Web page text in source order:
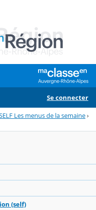
Se connecter
Les menus de la semaine›
(self)